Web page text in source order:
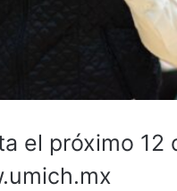
el próximo 12